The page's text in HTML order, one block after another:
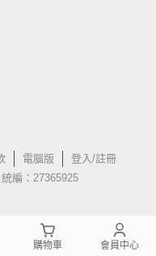
電腦版
登入/註冊
編：27365925
購物車 會員中心